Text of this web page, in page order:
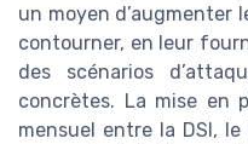
un moyen d’augmenter
contourner, en leur
des scénarios
concrètes. La mise en
mensuel entre la DSI,